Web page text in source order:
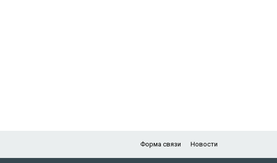
Форма связи Новости